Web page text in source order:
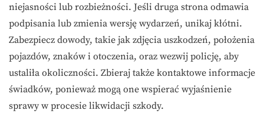
niejasności lub rozbieżności. Jeśli druga strona odmawia
podpisania lub zmienia wersję wydarzeń, unikaj kłótni.
Zabezpiecz dowody, takie jak zdjęcia uszkodzeń, położenia
pojazdów, znaków i otoczenia, oraz wezwij policję, aby
ustaliła okoliczności. Zbieraj także kontaktowe informacje
świadków, ponieważ mogą one wspierać wyjaśnienie
sprawy w procesie likwidacji szkody.